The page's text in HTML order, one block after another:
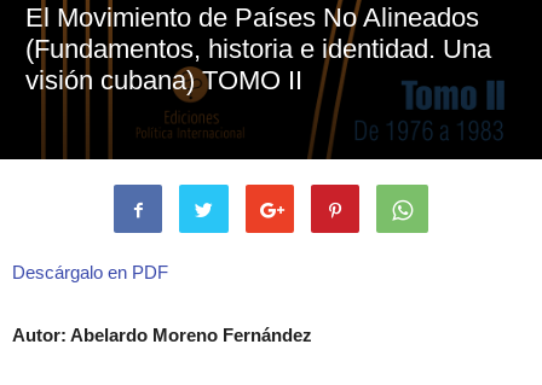
El Movimiento de Países No Alineados
(Fundamentos, historia e identidad. Una
visión cubana) TOMO II
Descárgalo en PDF
Autor: Abelardo Moreno Fernández